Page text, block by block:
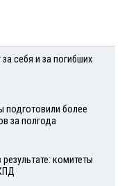
себя и за погибших
подготовили более
за полгода
комитеты